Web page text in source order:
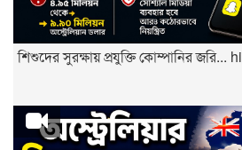
শিশুদের সুরক্ষায় প্রযুক্তি কোম্পানির জরি... hi